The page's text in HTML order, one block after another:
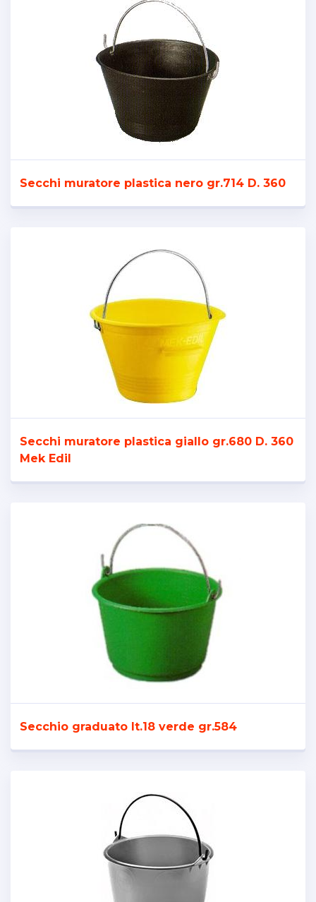
Secchi muratore plastica nero gr.714 D. 360
Secchi muratore plastica giallo gr.680 D. 360
Mek Edil
Secchio graduato lt.18 verde gr.584